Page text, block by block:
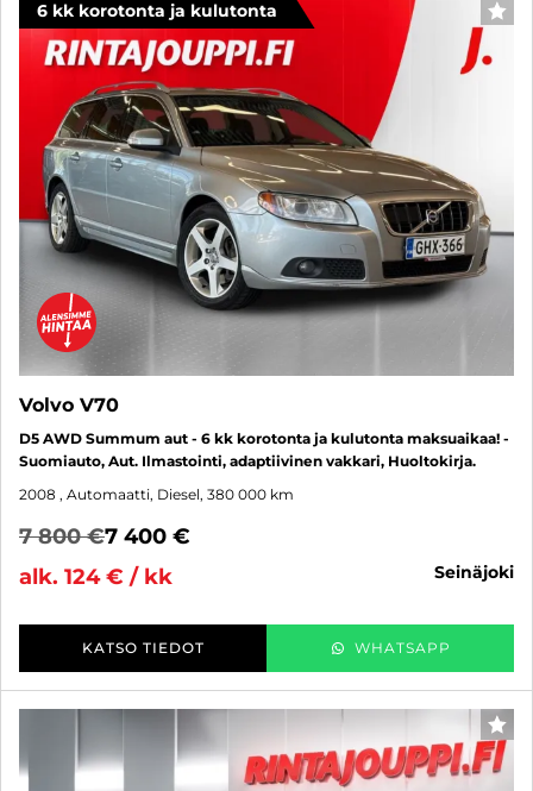
6 kk korotonta ja kulutonta
Volvo V70
D5 AWD Summum aut - 6 kk korotonta ja kulutonta maksuaikaa! -
Suomiauto, Aut. Ilmastointi, adaptiivinen vakkari, Huoltokirja.
2008 , Automaatti, Diesel, 380 000 km
7 800 €7 400 €
alk. 124 € / kk
seinäjoki
KATSO TIEDOT WHATSAPP